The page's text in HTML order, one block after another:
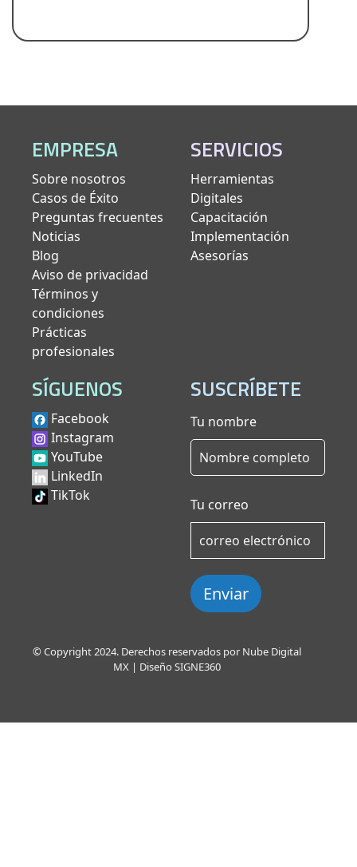
EMPRESA
Sobre nosotros
Casos de Éxito
Preguntas frecuentes
Noticias
Blog
Aviso de privacidad
Términos y
condiciones
Prácticas
profesionales
SERVICIOS
Herramientas
Digitales
Capacitación
Implementación
Asesorías
SÍGUENOS
Facebook
Instagram
YouTube
LinkedIn
TikTok
SUSCRÍBETE
Tu nombre
Tu correo
Enviar
© Copyright 2024. Derechos reservados por Nube Digital
MX | Diseño SIGNE360